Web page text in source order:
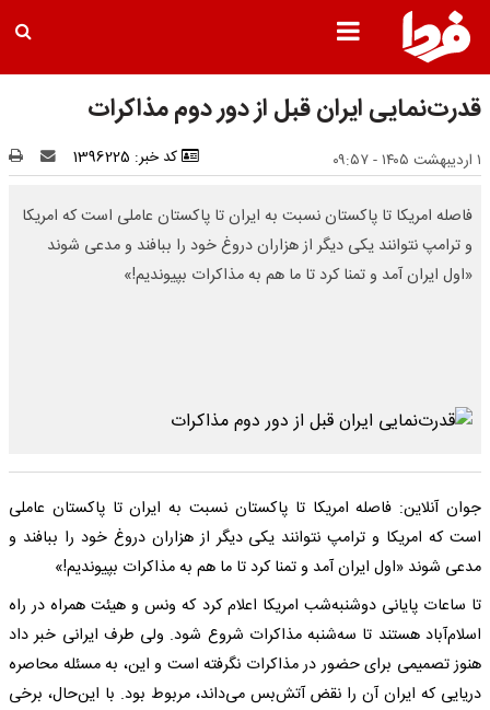
قدرت‌نمایی ایران قبل از دور دوم مذاکرات
۱ اردیبهشت ۱۴۰۵ - ۰۹:۵۷ کد خبر: 1396225
فاصله امریکا تا پاکستان نسبت به ایران تا پاکستان عاملی است که امریکا
و ترامپ نتوانند یکی دیگر از هزاران دروغ خود را ببافند و مدعی شوند
«اول ایران آمد و تمنا کرد تا ما هم به مذاکرات بپیوندیم!»
جوان آنلاین: فاصله امریکا تا پاکستان نسبت به ایران تا پاکستان عاملی
است که امریکا و ترامپ نتوانند یکی دیگر از هزاران دروغ خود را ببافند و
مدعی شوند «اول ایران آمد و تمنا کرد تا ما هم به مذاکرات بپیوندیم!»
تا ساعات پایانی دوشنبه‌شب امریکا اعلام کرد که ونس و هیئت همراه در راه
اسلام‌آباد هستند تا سه‌شنبه مذاکرات شروع شود. ولی طرف ایرانی خبر داد
هنوز تصمیمی برای حضور در مذاکرات نگرفته است و این، به مسئله محاصره
دریایی که ایران آن را نقض آتش‌بس می‌داند، مربوط بود. با این‌حال، برخی